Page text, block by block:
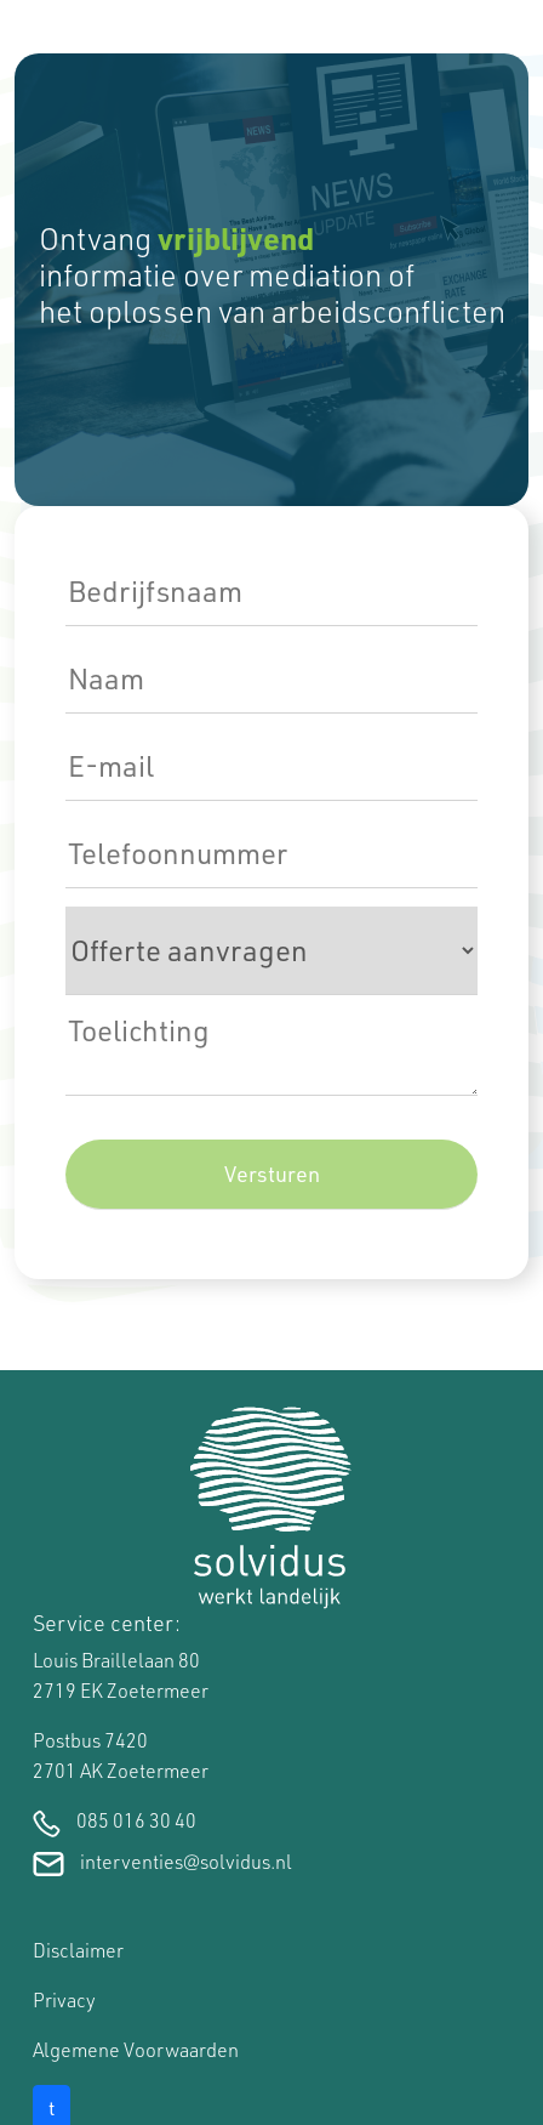
Ontvang vrijblijvend
informatie over mediation of
het oplossen van arbeidsconflicten
Service center:
Louis Braillelaan 80
2719 EK Zoetermeer
Postbus 7420
2701 AK Zoetermeer
085 016 30 40
interventies@solvidus.nl
Disclaimer
Privacy
Algemene Voorwaarden
t